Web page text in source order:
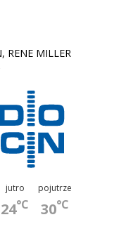
RENE MILLER
jutro
24°C
pojutrze
30°C